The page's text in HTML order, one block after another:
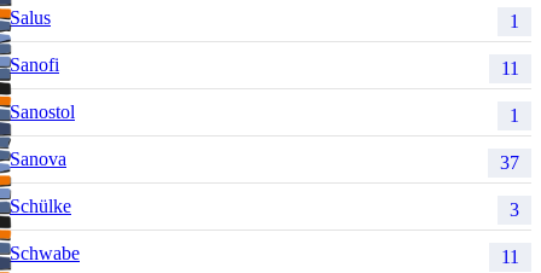
Salus 1
Sanofi 11
Sanostol 1
Sanova 37
Schülke 3
Schwabe 11